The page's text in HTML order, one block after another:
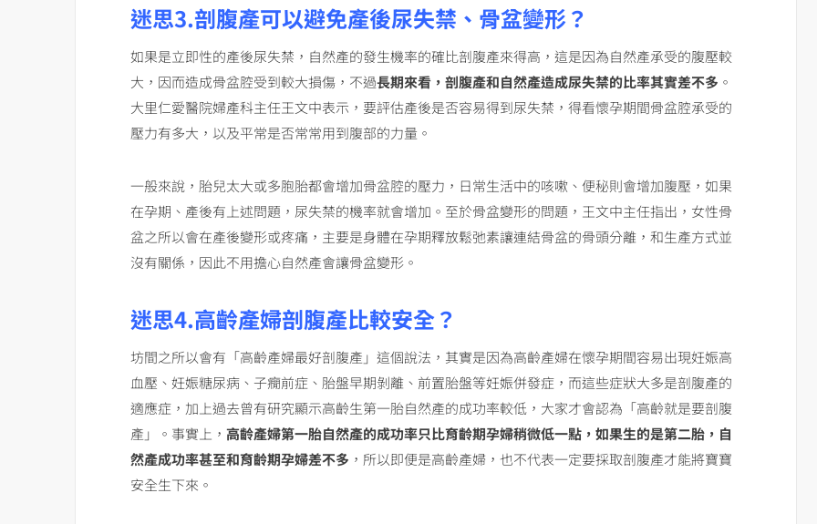
迷思3.剖腹產可以避免產後尿失禁、骨盆變形？
如果是立即性的產後尿失禁，自然產的發生機率的確比剖腹產來得高，這是因為自然產承受的腹壓較
大，因而造成骨盆腔受到較大損傷，不過長期來看，剖腹產和自然產造成尿失禁的比率其實差不多 。
大里仁愛醫院婦產科主任王文中表示，要評估產後是否容易得到尿失禁，得看懷孕期間骨盆腔承受的
壓力有多大，以及平常是否常常用到腹部的力量。
一般來說，胎兒太大或多胞胎都會增加骨盆腔的壓力，日常生活中的咳嗽、便秘則會增加腹壓，如果
在孕期、產後有上述問題，尿失禁的機率就會增加。至於骨盆變形的問題，王文中主任指出，女性骨
盆之所以會在產後變形或疼痛，主要是身體在孕期釋放鬆弛素讓連結骨盆的骨頭分離，和生產方式並
沒有關係，因此不用擔心自然產會讓骨盆變形。
迷思4.高齡產婦剖腹產比較安全？
坊間之所以會有「高齡產婦最好剖腹產」這個說法，其實是因為高齡產婦在懷孕期間容易出現妊娠高
血壓、妊娠糖尿病、子癇前症、胎盤早期剝離、前置胎盤等妊娠併發症，而這些症狀大多是剖腹產的
適應症，加上過去曾有研究顯示高齡生第一胎自然產的成功率較低，大家才會認為「高齡就是要剖腹
產」。事實上， 高齡產婦第一胎自然產的成功率只比育齡期孕婦稍微低一點，如果生的是第二胎，自
然產成功率甚至和育齡期孕婦差不多 ，所以即便是高齡產婦，也不代表一定要採取剖腹產才能將寶寶
安全生下來。